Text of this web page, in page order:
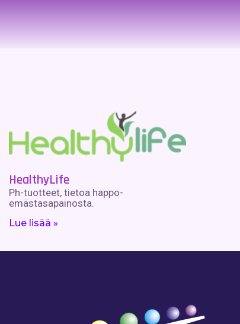
HealthyLife
Ph-tuotteet, tietoa happo-
emästasapainosta.
Lue lisää »